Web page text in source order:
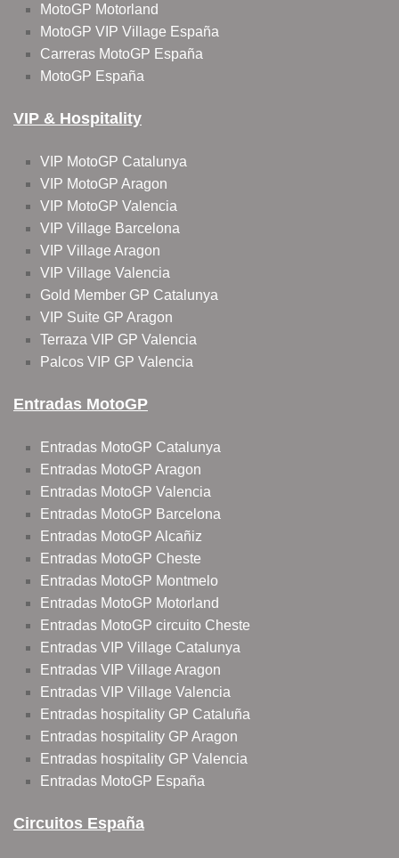
MotoGP Motorland
MotoGP VIP Village España
Carreras MotoGP España
MotoGP España
VIP & Hospitality
VIP MotoGP Catalunya
VIP MotoGP Aragon
VIP MotoGP Valencia
VIP Village Barcelona
VIP Village Aragon
VIP Village Valencia
Gold Member GP Catalunya
VIP Suite GP Aragon
Terraza VIP GP Valencia
Palcos VIP GP Valencia
Entradas MotoGP
Entradas MotoGP Catalunya
Entradas MotoGP Aragon
Entradas MotoGP Valencia
Entradas MotoGP Barcelona
Entradas MotoGP Alcañiz
Entradas MotoGP Cheste
Entradas MotoGP Montmelo
Entradas MotoGP Motorland
Entradas MotoGP circuito Cheste
Entradas VIP Village Catalunya
Entradas VIP Village Aragon
Entradas VIP Village Valencia
Entradas hospitality GP Cataluña
Entradas hospitality GP Aragon
Entradas hospitality GP Valencia
Entradas MotoGP España
Circuitos España